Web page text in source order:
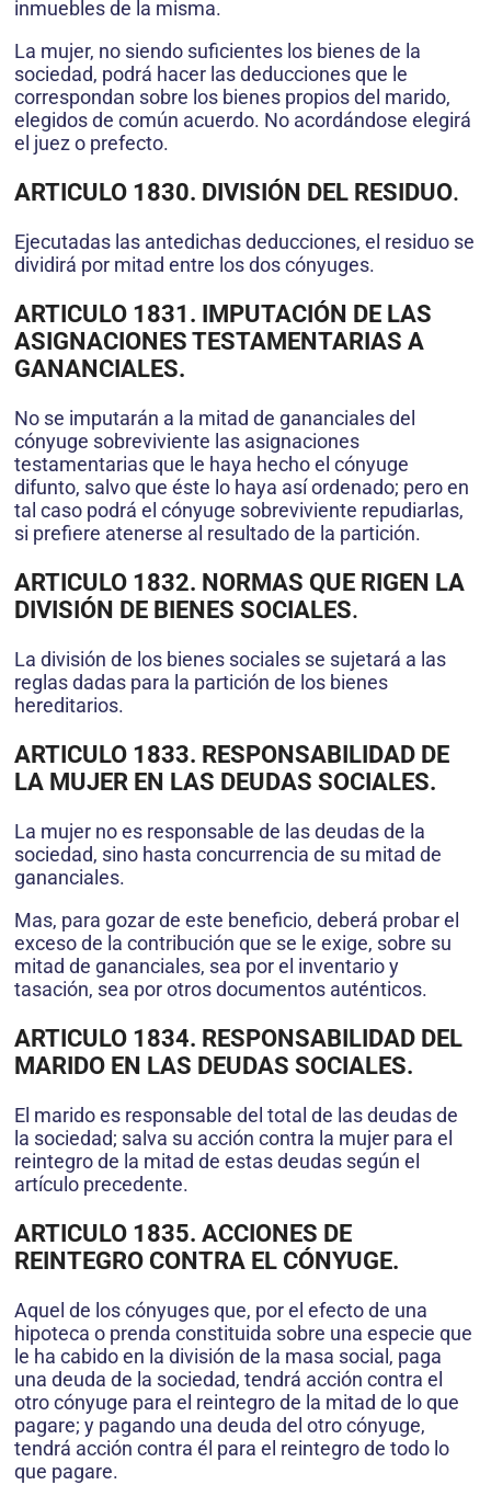
inmuebles de la misma.
La mujer, no siendo suficientes los bienes de la
sociedad, podrá hacer las deducciones que le
correspondan sobre los bienes propios del marido,
elegidos de común acuerdo. No acordándose elegirá
el juez o prefecto.
ARTICULO 1830. DIVISIÓN DEL RESIDUO.
Ejecutadas las antedichas deducciones, el residuo se
dividirá por mitad entre los dos cónyuges.
ARTICULO 1831. IMPUTACIÓN DE LAS
ASIGNACIONES TESTAMENTARIAS A
GANANCIALES.
No se imputarán a la mitad de gananciales del
cónyuge sobreviviente las asignaciones
testamentarias que le haya hecho el cónyuge
difunto, salvo que éste lo haya así ordenado; pero en
tal caso podrá el cónyuge sobreviviente repudiarlas,
si prefiere atenerse al resultado de la partición.
ARTICULO 1832. NORMAS QUE RIGEN LA
DIVISIÓN DE BIENES SOCIALES.
La división de los bienes sociales se sujetará a las
reglas dadas para la partición de los bienes
hereditarios.
ARTICULO 1833. RESPONSABILIDAD DE
LA MUJER EN LAS DEUDAS SOCIALES.
La mujer no es responsable de las deudas de la
sociedad, sino hasta concurrencia de su mitad de
gananciales.
Mas, para gozar de este beneficio, deberá probar el
exceso de la contribución que se le exige, sobre su
mitad de gananciales, sea por el inventario y
tasación, sea por otros documentos auténticos.
ARTICULO 1834. RESPONSABILIDAD DEL
MARIDO EN LAS DEUDAS SOCIALES.
El marido es responsable del total de las deudas de
la sociedad; salva su acción contra la mujer para el
reintegro de la mitad de estas deudas según el
artículo precedente.
ARTICULO 1835. ACCIONES DE
REINTEGRO CONTRA EL CÓNYUGE.
Aquel de los cónyuges que, por el efecto de una
hipoteca o prenda constituida sobre una especie que
le ha cabido en la división de la masa social, paga
una deuda de la sociedad, tendrá acción contra el
otro cónyuge para el reintegro de la mitad de lo que
pagare; y pagando una deuda del otro cónyuge,
tendrá acción contra él para el reintegro de todo lo
que pagare.